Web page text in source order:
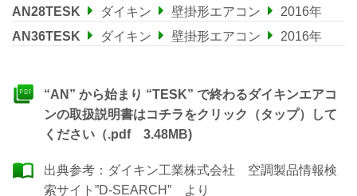
AN28TESK
ダイキン 壁掛形エアコン
2016年
AN36TESK
ダイキン 壁掛形エアコン 2016年
“AN” から始まり “TESK” で終わるダイキンエアコ
ンの取扱説明書はコチラをクリック（タップ）して
ください（.pdf 3.48MB)
出典参考： ダイキン工業株式会社 空調製品情報検
索サイト”D-SEARCH” より